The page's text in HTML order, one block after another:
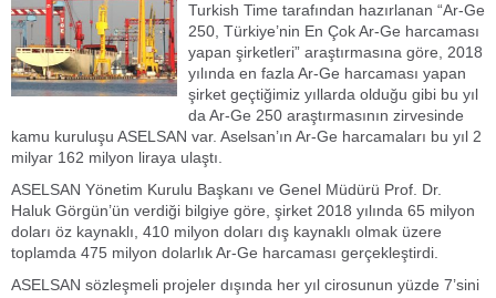
Turkish Time tarafından hazırlanan “Ar-Ge
250, Türkiye’nin En Çok Ar-Ge harcaması
yapan şirketleri” araştırmasına göre, 2018
yılında en fazla Ar-Ge harcaması yapan
şirket geçtiğimiz yıllarda olduğu gibi bu yıl
da Ar-Ge 250 araştırmasının zirvesinde
kamu kuruluşu ASELSAN var. Aselsan’ın Ar-Ge harcamaları bu yıl 2
milyar 162 milyon liraya ulaştı.
ASELSAN Yönetim Kurulu Başkanı ve Genel Müdürü Prof. Dr.
Haluk Görgün’ün verdiği bilgiye göre, şirket 2018 yılında 65 milyon
doları öz kaynaklı, 410 milyon doları dış kaynaklı olmak üzere
toplamda 475 milyon dolarlık Ar-Ge harcaması gerçekleştirdi.
ASELSAN sözleşmeli projeler dışında her yıl cirosunun yüzde 7’sini